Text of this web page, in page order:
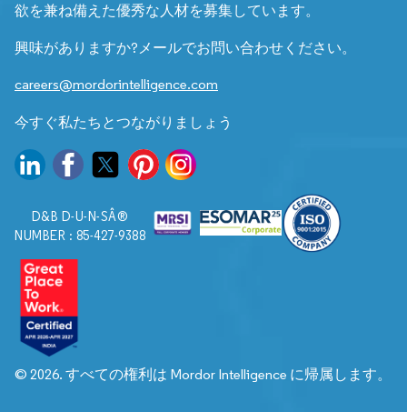
欲を兼ね備えた優秀な人材を募集しています。
興味がありますか?メールでお問い合わせください。
careers@mordorintelligence.com
今すぐ私たちとつながりましょう
D&B D-U-N-SÂ®
NUMBER : 85-427-9388
© 2026. すべての権利は Mordor Intelligence に帰属します。